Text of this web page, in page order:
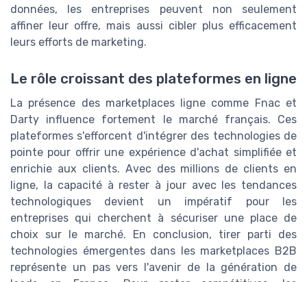
données, les entreprises peuvent non seulement
affiner leur offre, mais aussi cibler plus efficacement
leurs efforts de marketing.
Le rôle croissant des plateformes en ligne
La présence des marketplaces ligne comme Fnac et
Darty influence fortement le marché français. Ces
plateformes s'efforcent d'intégrer des technologies de
pointe pour offrir une expérience d'achat simplifiée et
enrichie aux clients. Avec des millions de clients en
ligne, la capacité à rester à jour avec les tendances
technologiques devient un impératif pour les
entreprises qui cherchent à sécuriser une place de
choix sur le marché. En conclusion, tirer parti des
technologies émergentes dans les marketplaces B2B
représente un pas vers l'avenir de la génération de